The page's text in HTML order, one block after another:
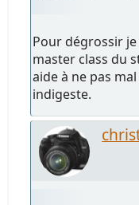
Pour dégrossir
master class du
aide à ne pas
indigeste.